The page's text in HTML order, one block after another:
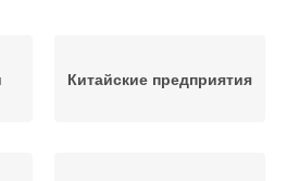
Китайские предприятия